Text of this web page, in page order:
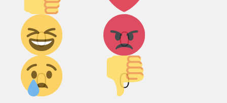
0 0
Дикий
смех!
0
Агрессия!
0
Грусть :(
Палец
вниз!